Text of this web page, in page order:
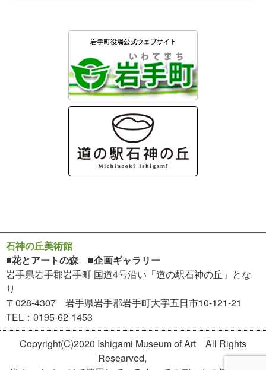
石神の丘美術館
■花とアートの森 ■企画ギャラリー
岩手県岩手郡岩手町 国道4号沿い「道の駅石神の丘」とな
り
〒028-4307 岩手県岩手郡岩手町大字五日市10-121-21
TEL：0195-62-1453
Copyright(C)2020 Ishigami Museum of Art All Rights
Researved,